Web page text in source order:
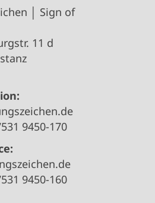
│ Sign of
11 d
9450-170
9450-160